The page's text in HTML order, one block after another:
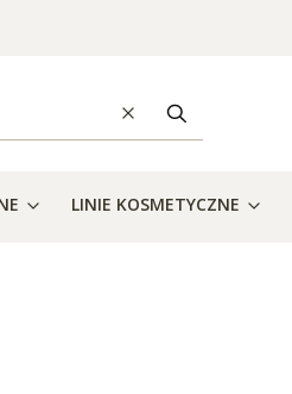
WyczyśćSzukaj
LINIE KOSMETYCZNE